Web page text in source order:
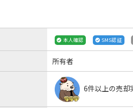
本人確認 SMS認証
所有者
6件以上の売却